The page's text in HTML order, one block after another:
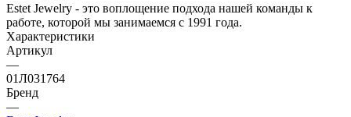
Estet Jewelry - это воплощение подхода нашей команды к
работе, которой мы занимаемся с 1991 года.
Характеристики
Артикул
—
01Л031764
Бренд
—